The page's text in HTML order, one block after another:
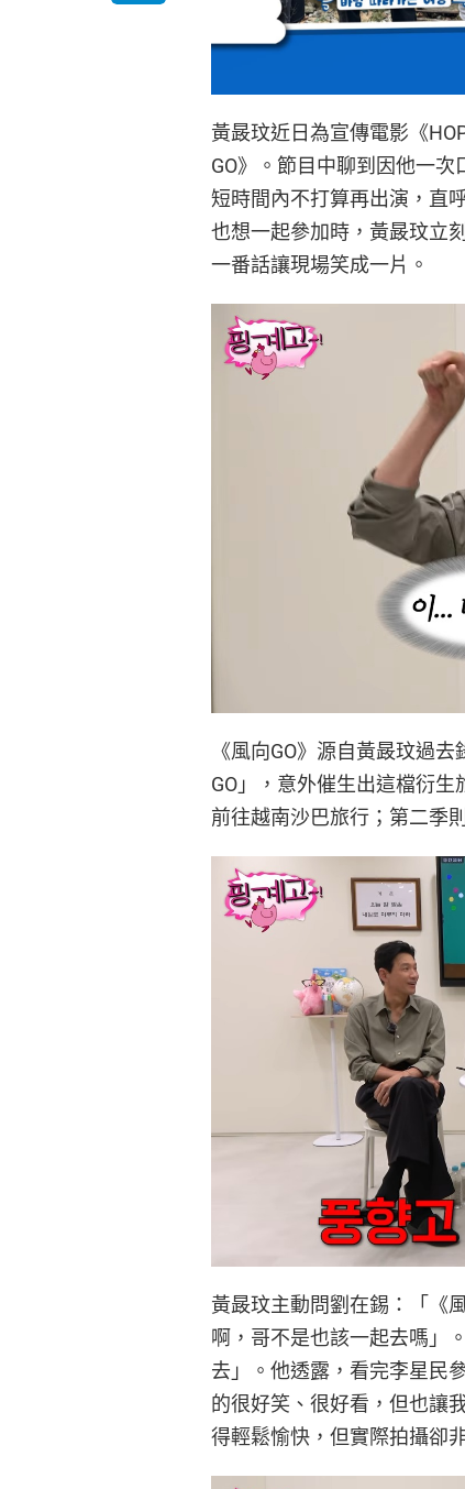
黃晸玟近日為宣傳電影《
GO》。節目中聊到因他一
短時間內不打算再出演，直
也想一起參加時，黃晸玟立
一番話讓現場笑成一片。
《風向GO》源自黃晸玟過
GO」，意外催生出這檔衍
前往越南沙巴旅行；第二季
黃晸玟主動問劉在錫：「《
啊，哥不是也該一起去嗎」
去」。他透露，看完李星民
的很好笑、很好看，但也讓
得輕鬆愉快，但實際拍攝卻